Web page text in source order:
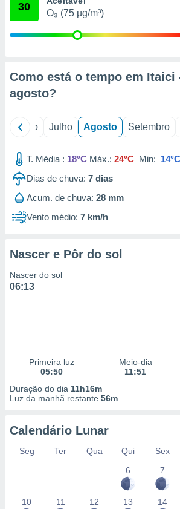
de
1199
30
O₃ (75 µg/m³)
Como está o tempo em Itaici
agosto?
Junho Julho Agosto Setembro
T. Média : 18°C Máx.: 24°C Min: 14°C
Dias de chuva: 7 dias
Acum. de chuva: 28 mm
Vento médio: 7 km/h
Nascer e Pôr do sol
Nascer do sol
06:13
Primeira luz
05:50
Meio-dia
11:51
Duração do dia 11h16m
Luz da manhã restante 56m
Calendário Lunar
Seg Ter Qua Qui Sex
6
7
10 11 12 13 14